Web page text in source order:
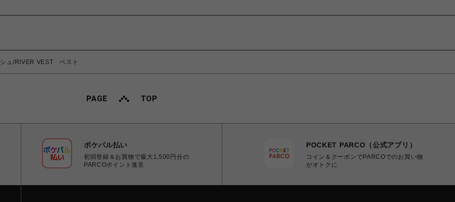
ュ/RIVER VEST ベスト
ポケパル払い
初回登録＆お買物で最大1,500円分の
PARCOポイント進呈
POCKET PARCO（公式アプリ）
コイン＆クーポンでPARCOでのお買い物
がオトクに